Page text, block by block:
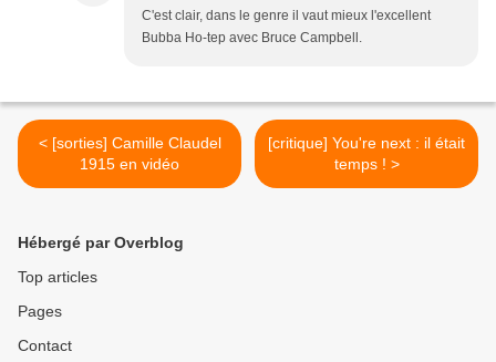
C'est clair, dans le genre il vaut mieux l'excellent
Bubba Ho-tep avec Bruce Campbell.
< [sorties] Camille Claudel
1915 en vidéo
[critique] You're next : il était
temps ! >
Hébergé par Overblog
Top articles
Pages
Contact